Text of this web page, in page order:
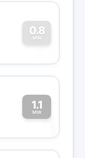
0.8
MW
0
1.1
MW1